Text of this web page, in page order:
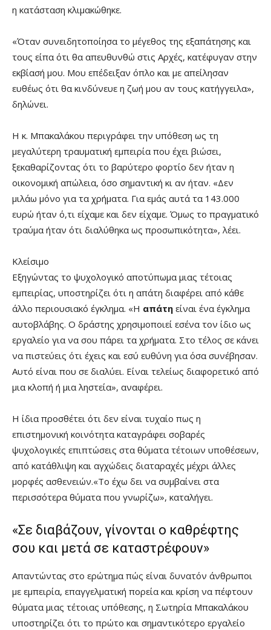
η κατάσταση κλιμακώθηκε.
«Όταν συνειδητοποίησα το μέγεθος της εξαπάτησης και
τους είπα ότι θα απευθυνθώ στις Αρχές, κατέφυγαν στην
εκβίασή μου. Μου επέδειξαν όπλο και με απείλησαν
ευθέως ότι θα κινδύνευε η ζωή μου αν τους κατήγγειλα»,
δηλώνει.
Η κ. Μπακαλάκου περιγράφει την υπόθεση ως τη
μεγαλύτερη τραυματική εμπειρία που έχει βιώσει,
ξεκαθαρίζοντας ότι το βαρύτερο φορτίο δεν ήταν η
οικονομική απώλεια, όσο σημαντική κι αν ήταν. «Δεν
μιλάω μόνο για τα χρήματα. Για εμάς αυτά τα 143.000
ευρώ ήταν ό,τι είχαμε και δεν είχαμε. Όμως το πραγματικό
τραύμα ήταν ότι διαλύθηκα ως προσωπικότητα», λέει.
Κλείσιμο
Εξηγώντας το ψυχολογικό αποτύπωμα μιας τέτοιας
εμπειρίας, υποστηρίζει ότι η απάτη διαφέρει από κάθε
άλλο περιουσιακό έγκλημα. «Η απάτη είναι ένα έγκλημα
αυτοβλάβης. Ο δράστης χρησιμοποιεί εσένα τον ίδιο ως
εργαλείο για να σου πάρει τα χρήματα. Στο τέλος σε κάνει
να πιστεύεις ότι έχεις και εσύ ευθύνη για όσα συνέβησαν.
Αυτό είναι που σε διαλύει. Είναι τελείως διαφορετικό από
μια κλοπή ή μια ληστεία», αναφέρει.
Η ίδια προσθέτει ότι δεν είναι τυχαίο πως η
επιστημονική κοινότητα καταγράφει σοβαρές
ψυχολογικές επιπτώσεις στα θύματα τέτοιων υποθέσεων,
από κατάθλιψη και αγχώδεις διαταραχές μέχρι άλλες
μορφές ασθενειών.«Το έχω δει να συμβαίνει στα
περισσότερα θύματα που γνωρίζω», καταλήγει.
«Σε διαβάζουν, γίνονται ο καθρέφτης
σου και μετά σε καταστρέφουν»
Απαντώντας στο ερώτημα πώς είναι δυνατόν άνθρωποι
με εμπειρία, επαγγελματική πορεία και κρίση να πέφτουν
θύματα μιας τέτοιας υπόθεσης, η Σωτηρία Μπακαλάκου
υποστηρίζει ότι το πρώτο και σημαντικότερο εργαλείο